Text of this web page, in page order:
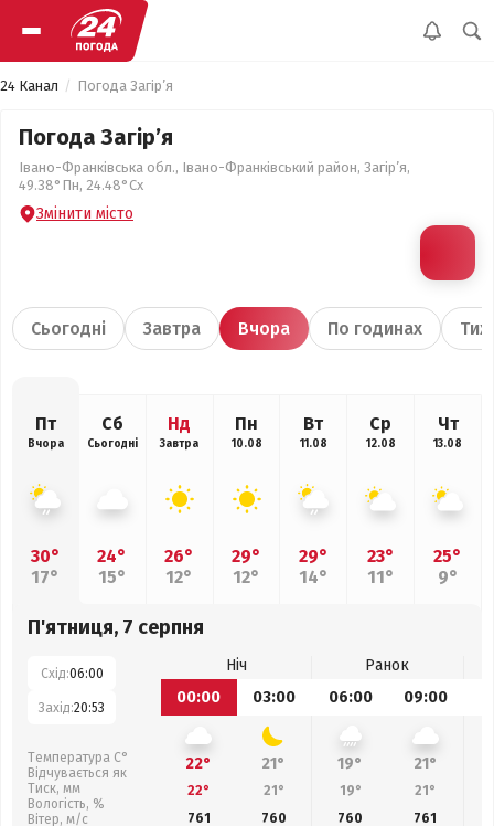
24 Канал Погода Загір’я
Погода Загір’я
Івано-Франківська обл., Івано-Франківський район, Загір’я,
49.38°Пн, 24.48°Сх
Змінити місто
Сьогодні Завтра Вчора По годинах
Пт
Вчора
30°
17°
Сб
Сьогодні
24°
15°
Нд
Завтра
26°
12°
Пн
10.08
29°
12°
Вт
11.08
29°
14°
Ср
12.08
23°
11°
Чт
13.08
25°
9°
П'ятниця, 7 серпня
Схід:06:00
Захід:20:53
Температура С°
Відчувається як
Тиск, мм
Вологість, %
Вітер, м/с
Ніч
Ранок
00:00
03:00 06:00 09:00
22° 21° 19° 21°
22° 21° 19° 21°
761
760 760 761